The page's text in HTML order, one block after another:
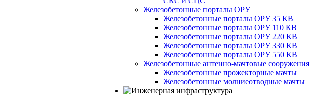
Железобетонные порталы ОРУ
Железобетонные порталы ОРУ 35 КВ
Железобетонные порталы ОРУ 110 КВ
Железобетонные порталы ОРУ 220 КВ
Железобетонные порталы ОРУ 330 КВ
Железобетонные порталы ОРУ 550 КВ
Железобетонные антенно-мачтовые сооружения
Железобетонные прожекторные мачты
Железобетонные молниеотводные мачты